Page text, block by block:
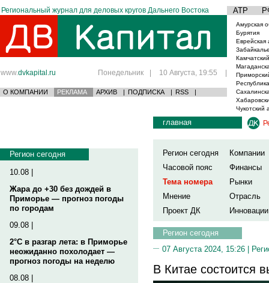
Региональный журнал для деловых кругов Дальнего Востока АТР
www.dvkapital.ru Понедельник | 10 Августа, 19:55 |
О КОМПАНИИ РЕКЛАМА АРХИВ | ПОДПИСКА | RSS |
Амурская
Бурятия
Еврейская
Чукотский
Регион сегодня
10.08 |
Жара до +30 без дождей в
Приморье — прогноз погоды
по городам
09.08 |
2°C в разгар лета: в Приморье
неожиданно похолодает —
прогноз погоды на неделю
08.08 |
главная
Регион сегодня
Компании
Часовой пояс
Финансы
Тема номера
Рынки
Мнение
Отрасль
Проект ДК
Инновации
Регион сегодня
07 Августа 2024, 15:26 |
В Китае состоится